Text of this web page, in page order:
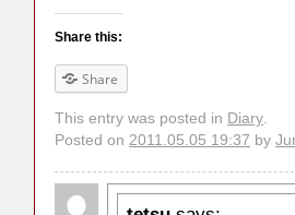
Share this:
Share
This entry was posted in Diary
Posted on 2011.05.05 19:37 by